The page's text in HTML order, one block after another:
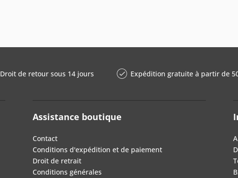
Droit de retour sous 14 jours Expédition gratuite à partir de
Assistance boutique
Contact
Conditions d'expédition et de paiement
Droit de retrait
Conditions générales